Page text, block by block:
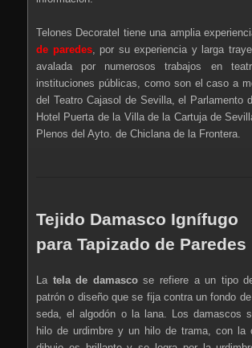
Telones Decoratel tiene una amplia
de paredes, por su experiencia y larga
avalada por numerosos trabajos en
instituciones públicas, como son el caso a
del Teatro Cajasol de Sevilla, el Parlamento
Hotel Puerta de la Villa de la Cartuja de
Plenos del Ayto. de Chiclana de la Frontera.
Tejido Damasco Ignífugo
para Tapizado de Paredes
La tela de damascose refiere a un tipo
patrón o diseño que se fija contra un fondo
seda, el algodón o la lana. Los damascos
hilo de urdimbre y un hilo de trama, con la